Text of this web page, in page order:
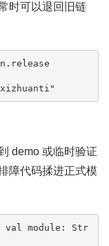
时可以退回旧链
demo 或临时验证
障代码揉进正式模
val module: Str